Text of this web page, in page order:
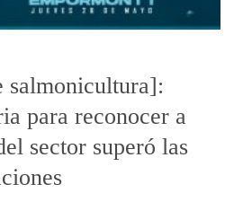
salmonicultura]:
para reconocer a
sector superó las